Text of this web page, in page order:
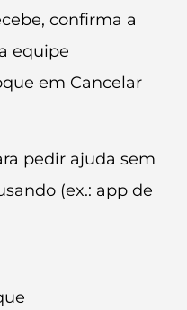
confirma a
equipe
em Cancelar
pedir ajuda sem
(ex.: app de